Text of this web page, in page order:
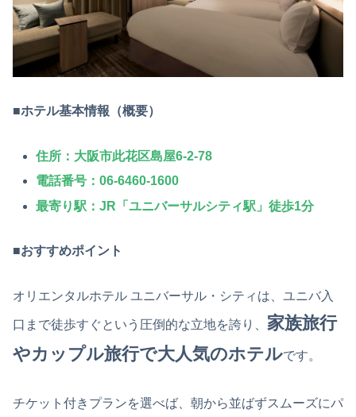
■ホテル基本情報（概要）
住所 ：大阪市此花区島屋6-2-78
電話番号 ：06-6460-1600
最寄り駅 ：JR「ユニバーサルシティ駅」徒歩1分
■おすすめポイント
オリエンタルホテル ユニバーサル・シティは、ユニバ入
口まで徒歩すぐという圧倒的な立地を誇り、 家族旅行
やカップル旅行で大人気のホテルです。
チケット付きプランを選べば、朝から並ばずスムーズにパ